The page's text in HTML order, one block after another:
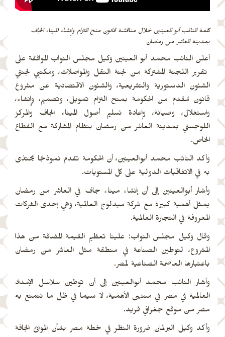
كلمة النائب أبو العينين خلال مناقشة قانون منح التزام وإنشاء الميناء الجاف
بمدينة العاشر من رمضان
أعلن النائب محمد أبو العينين وكيل مجلس النواب الموافقة على
تقرير اللجنة المشتركة من لجنة النقل والمواصلات، ومكتبي لجنتي
الشئون الدستورية والتشريعية، والشئون الاقتصادية عن مشروع
قانون مُقدم من الحكومة بمنح التزام تمويل، وتصميم، وإنشاء،
واستغلال، وصيانة، وإعادة تسليم أصول الميناء الجاف والمركز
اللوجستي بمدينة العاشر من رمضان بنظام المشاركة مع القطاع
الخاص.
وأكد النائب محمد أبوالعينين، أن الحكومة تقدم نموذجًا يحتذى
به في الاتفاقيات الدولية على كل المستويات.
وأشار أبوالعينين إلى أن إنشاء ميناء جاف في العاشر من رمضان
يمثل أهمية كبيرة مع شركة ميدلوج العالمية، وهي إحدى الشركات
المعروفة في التجارة العالمية.
وقال وكيل مجلس النواب: علينا تعظيم القيمة المضافة من هذا
المشروع، لتوطين الصناعة في منطقة مثل العاشر من رمضان
باعتبارها العاصمة الصناعية لمصر.
وأشار النائب محمد أبوالعينين إلى أن توطين سلاسل الإمداد
العالمية في مصر في منتهى الأهمية، لا سيما في ظل ما تتمتع به
مصر من موقع جغرافي فريد.
وأكد وكيل البرلمان ضرورة النظر في خطة مصر بشأن الموانئ الجافة